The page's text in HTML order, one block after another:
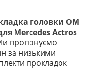
головки ОМ
Mercedes Actros
пропонуємо
за низькими
прокладок